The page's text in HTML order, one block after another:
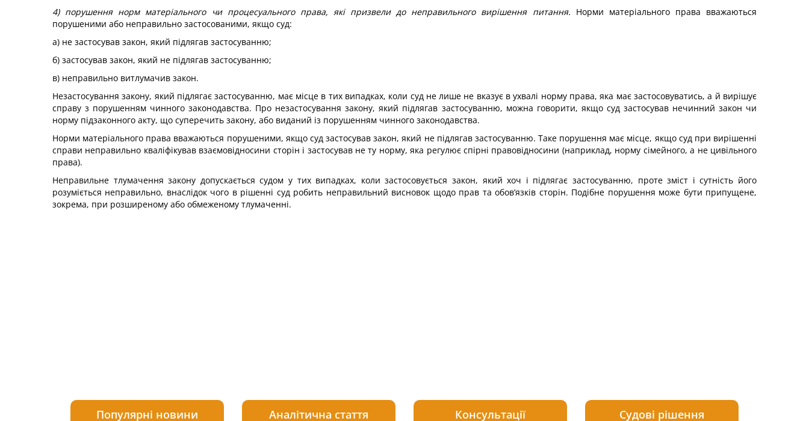
4) порушення норм матеріального чи процесуального права, які призвели до неправильного вирішення питання. Норми матеріального права вважаються
порушеними або неправильно застосованими, якщо суд:
а) не застосував закон, який підлягав застосуванню;
б) застосував закон, який не підлягав застосуванню;
в) неправильно витлумачив закон.
Незастосування закону, який підлягає застосуванню, має місце в тих випадках, коли суд не лише не вказує в ухвалі норму права, яка має застосовуватись, а й вирішує
справу з порушенням чинного законодавства. Про незастосування закону, який підлягав застосуванню, можна говорити, якщо суд застосував нечинний закон чи
норму підзаконного акту, що суперечить закону, або виданий із порушенням чинного законодавства.
Норми матеріального права вважаються порушеними, якщо суд застосував закон, який не підлягав застосуванню. Таке порушення має місце, якщо суд при вирішенні
справи неправильно кваліфікував взаємовідносини сторін і застосував не ту норму, яка регулює спірні правовідносини (наприклад, норму сімейного, а не цивільного
права).
Неправильне тлумачення закону допускається судом у тих випадках, коли застосовується закон, який хоч і підлягає застосуванню, проте зміст і сутність його
розуміється неправильно, внаслідок чого в рішенні суд робить неправильний висновок щодо прав та обов’язків сторін. Подібне порушення може бути припущене,
зокрема, при розширеному або обмеженому тлумаченні.
Популярні новини Аналітична стаття Консультації Судові рішення